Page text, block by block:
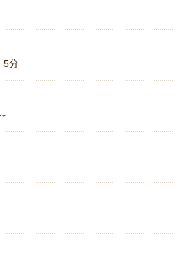
5分